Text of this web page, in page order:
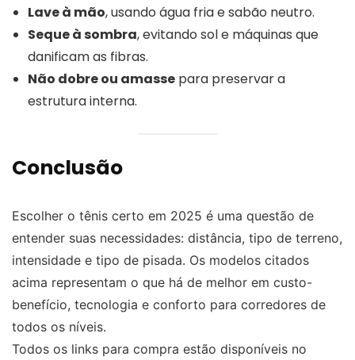
Lave à mão, usando água fria e sabão neutro.
Seque à sombra, evitando sol e máquinas que
danificam as fibras.
Não dobre ou amasse para preservar a
estrutura interna.
Conclusão
Escolher o tênis certo em 2025 é uma questão de
entender suas necessidades: distância, tipo de terreno,
intensidade e tipo de pisada. Os modelos citados
acima representam o que há de melhor em custo-
benefício, tecnologia e conforto para corredores de
todos os níveis.
Todos os links para compra estão disponíveis no